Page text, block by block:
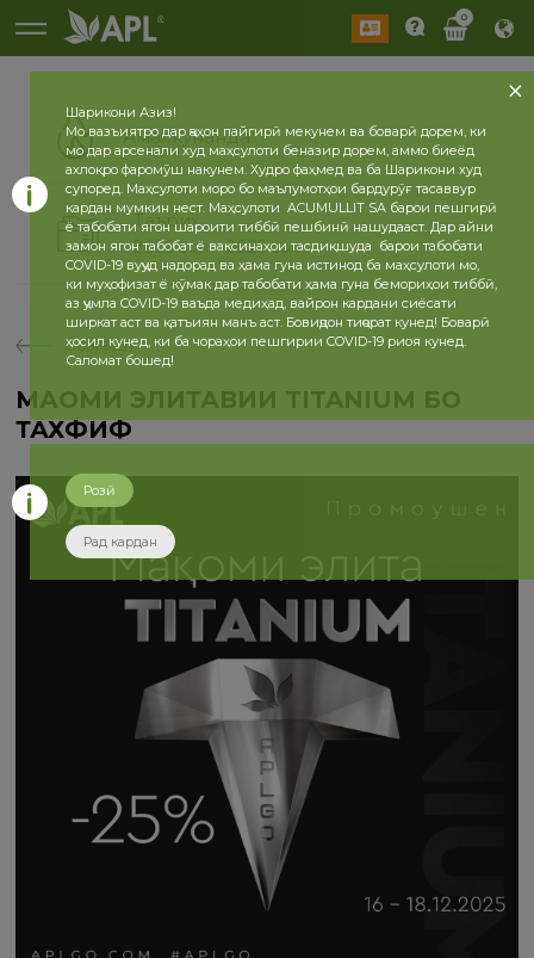
0
Амалкунанда
Таърих
2026 сол 2025 сол
бозгашт
МАҚОМИ ЭЛИТАВИИ TITANIUM БО
ТАХФИФ
Шарикони Азиз!
Мо вазъиятро дар ҷаҳон пайгирӣ мекунем ва боварӣ дорем, ки
мо дар арсенали худ маҳсулоти беназир дорем, аммо биеёд
ахлоқро фаромӯш накунем. Худро фаҳмед ва ба Шарикони худ
супоред. Маҳсулоти моро бо маълумотҳои бардурӯғ тасаввур
кардан мумкин нест. Маҳсулоти ACUMULLIT SA барои пешгирӣ
ё табобати ягон шароити тиббӣ пешбинӣ нашудааст. Дар айни
замон ягон табобат ё ваксинаҳои тасдиқшуда барои табобати
COVID-19 вуҷуд надорад ва ҳама гуна истинод ба маҳсулоти мо,
ки муҳофизат ё кӯмак дар табобати ҳама гуна бемориҳои тиббӣ,
аз ҷумла COVID-19 ваъда медиҳад, вайрон кардани сиёсати
ширкат аст ва қатъиян манъ аст. Бовиҷдон тиҷорат кунед! Боварӣ
ҳосил кунед, ки ба чораҳои пешгирии COVID-19 риоя кунед.
Саломат бошед!
Розӣ
Рад кардан